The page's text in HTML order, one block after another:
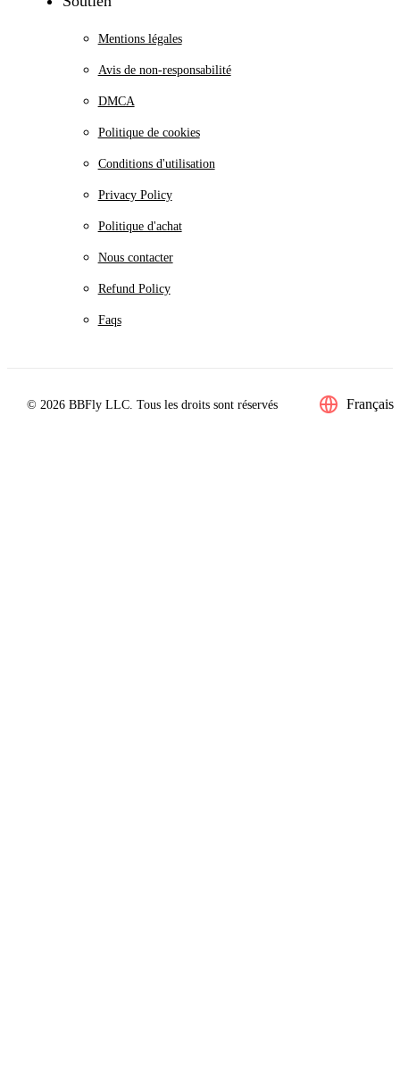
Mentions légales
Avis de non-responsabilité
DMCA
Politique de cookies
Conditions d'utilisation
Privacy Policy
Politique d'achat
Nous contacter
Refund Policy
Faqs
© 2026 BBFly LLC. Tous les droits sont réservés Français